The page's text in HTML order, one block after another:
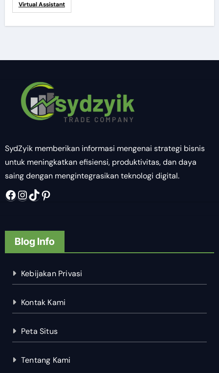
Virtual Assistant
SydZyik memberikan informasi mengenai strategi bisnis
untuk meningkatkan efisiensi, produktivitas, dan daya
saing dengan mengintegrasikan teknologi digital.
Facebook
Instagram
TikTok
Pinterest
Blog Info
Kebijakan Privasi
Kontak Kami
Peta Situs
Tentang Kami